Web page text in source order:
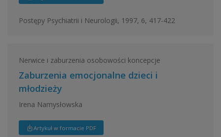
Postępy Psychiatrii i Neurologii, 1997, 6, 417-422
Nerwice i zaburzenia osobowości koncepcje
Zaburzenia emocjonalne dzieci i
młodzieży
Irena Namysłowska
Artykuł w formacie PDF